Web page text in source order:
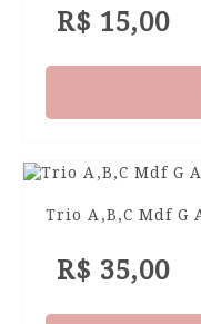
R$ 15,00
Trio A,B,C Mdf G
R$ 35,00